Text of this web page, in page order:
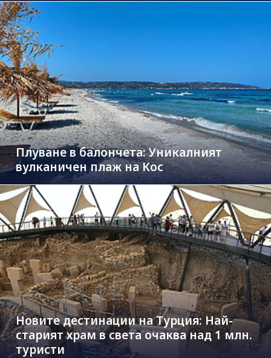
Плуване в балончета: Уникалният
вулканичен плаж на Кос
Новите дестинации на Турция: Най-
старият храм в света очаква над 1 млн.
туристи